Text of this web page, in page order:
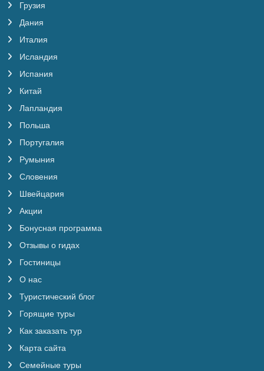
Грузия
Дания
Италия
Исландия
Испания
Китай
Лапландия
Польша
Португалия
Румыния
Словения
Швейцария
Акции
Бонусная программа
Отзывы о гидах
Гостиницы
О нас
Туристический блог
Горящие туры
Как заказать тур
Карта сайта
Семейные туры